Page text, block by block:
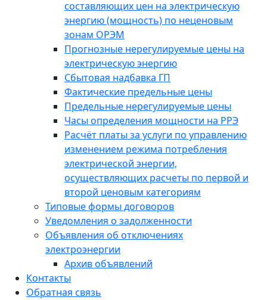
составляющих цен на электрическую
энергию (мощность) по неценовым
зонам ОРЭМ
Прогнозные нерегулируемые цены на
электрическую энергию
Сбытовая надбавка ГП
Фактические предельные цены
Предельные нерегулируемые цены
Часы определения мощности на РРЭ
Расчёт платы за услуги по управлению
изменением режима потребления
электрической энергии,
осуществляющих расчеты по первой и
второй ценовым категориям
Типовые формы договоров
Уведомления о задолженности
Объявления об отключениях
электроэнергии
Архив объявлений
Контакты
Обратная связь